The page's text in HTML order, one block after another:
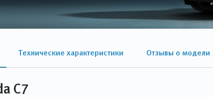
Технические характеристики Отзывы о модели
C7